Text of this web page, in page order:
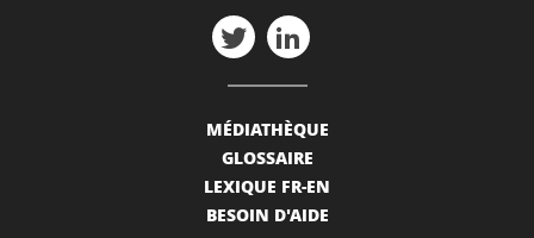
MÉDIATHÈQUE
GLOSSAIRE
LEXIQUE FR-EN
BESOIN D'AIDE